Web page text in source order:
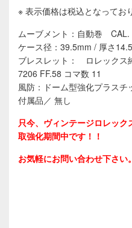
※ 表示価格は税込となってお
ムーブメント：自動巻 CAL.
ケース径：39.5mm / 厚さ
ブレスレット： ロレックス
7206 FF.58 コマ数 11
風防：ドーム型強化プラスチ
付属品／ 無し
只今、ヴィンテージロレッ
取強化期間中です！！
お気軽にお問い合わせ下さい。